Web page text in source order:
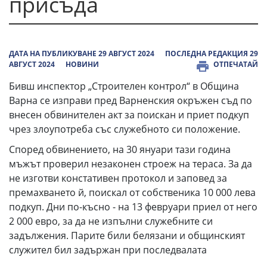
ДАТА НА ПУБЛИКУВАНЕ 29 АВГУСТ 2024
ПОСЛЕДНА РЕДАКЦИЯ 29
АВГУСТ 2024
НОВИНИ ОТПЕЧАТАЙ
Бивш инспектор „Строителен контрол“ в Община
Варна се изправи пред Варненския окръжен съд по
внесен обвинителен акт за поискан и приет подкуп
чрез злоупотреба със служебното си положение.
Според обвинението, на 30 януари тази година
мъжът проверил незаконен строеж на тераса. За да
не изготви констативен протокол и заповед за
премахването й, поискал от собственика 10 000 лева
подкуп. Дни по-късно - на 13 февруари приел от него
2 000 евро, за да не изпълни служебните си
задължения. Парите били белязани и общинският
служител бил задържан при последвалата